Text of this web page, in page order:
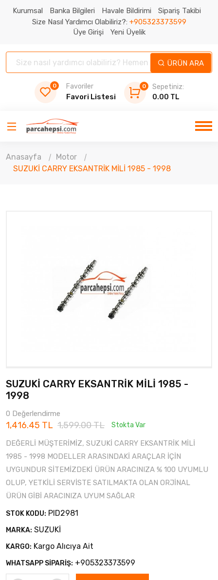
Kurumsal Banka Bilgileri Havale Bildirimi
Sipariş Takibi
Size Nasıl Yardımcı Olabiliriz?: +905323373599
Üye Girişi
Yeni Üyelik
ÜRÜN ARA
0 Favoriler
Favori Listesi
0
Sepetiniz:
0.00 TL
Anasayfa
Motor
SUZUKİ CARRY EKSANTRİK MİLİ 1985 - 1998
SUZUKİ CARRY EKSANTRİK MİLİ 1985 -
1998
0 Değerlendirme
1,416.45 TL 1,599.00 TL Stokta Var
DEĞERLİ MÜŞTERİMİZ, SUZUKİ CARRY EKSANTRİK MİLİ
1985 - 1998 MODELLER ARASINDAKİ ARAÇLAR İÇİN
UYGUNDUR SİTEMİZDEKİ ÜRÜN ARACINIZA % 100 UYUMLU
OLUP, YETKİLİ SERVİSTE SATILMAKTA OLAN ORJİNAL
ÜRÜN GİBİ ARACINIZA UYUM SAĞLAR
STOK KODU: PID2981
MARKA: SUZUKİ
KARGO: Kargo Alıcıya Ait
WHATSAPP SİPARİŞ: +905323373599